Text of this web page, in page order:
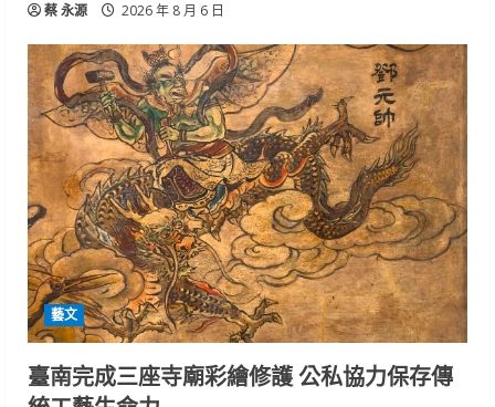
蔡 永源 2026 年 8 月 6 日
藝文
臺南完成三座寺廟彩繪修護 公私協力保存傳